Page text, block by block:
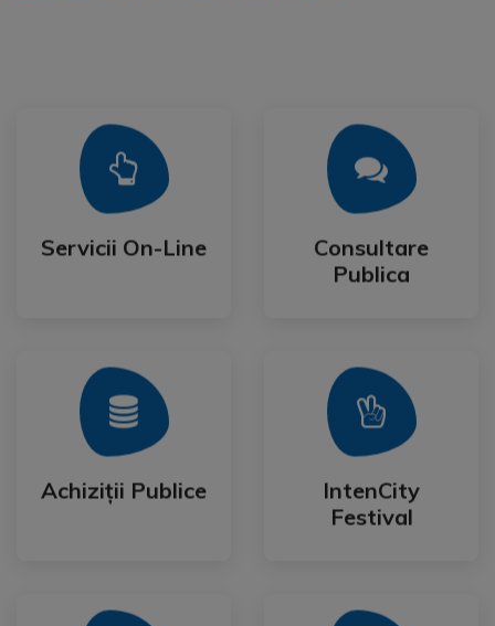
Servicii On-Line
Servicii On-Line
Mai Mult
Consultare
Publica
Consultare
Publica
Mai Mult
Achiziții Publice
Achiziții Publice
Mai Mult
IntenCity
Festival
IntenCity
Festival
Mai Mult